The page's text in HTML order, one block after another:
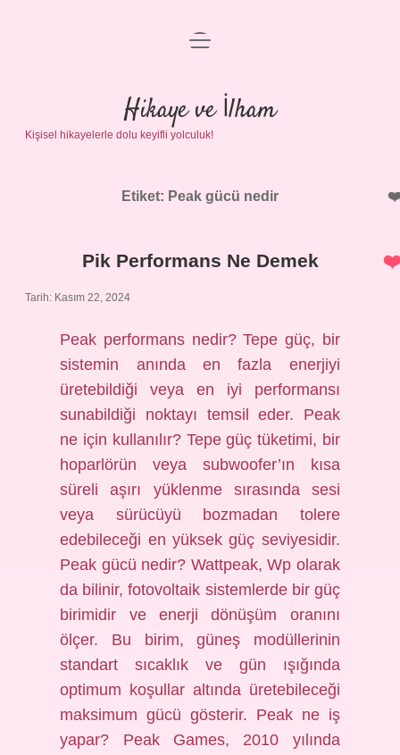
Anasayfa
Gizlilik Politikası
Yasal Uyarı
menüyü
Hikaye ve İlham
Kişisel hikayelerle dolu keyifli yolculuk!
Etiket: Peak gücü nedir
Pik Performans Ne Demek
Tarih: Kasım 22, 2024
Peak performans nedir? Tepe güç, bir
sistemin anında en fazla enerjiyi
üretebildiği veya en iyi performansı
sunabildiği noktayı temsil eder. Peak
ne için kullanılır? Tepe güç tüketimi, bir
hoparlörün veya subwoofer’ın kısa
süreli aşırı yüklenme sırasında sesi
veya sürücüyü bozmadan tolere
edebileceği en yüksek güç seviyesidir.
Peak gücü nedir? Wattpeak, Wp olarak
da bilinir, fotovoltaik sistemlerde bir güç
birimidir ve enerji dönüşüm oranını
ölçer. Bu birim, güneş modüllerinin
standart sıcaklık ve gün ışığında
optimum koşullar altında üretebileceği
maksimum gücü gösterir. Peak ne iş
yapar? Peak Games, 2010 yılında